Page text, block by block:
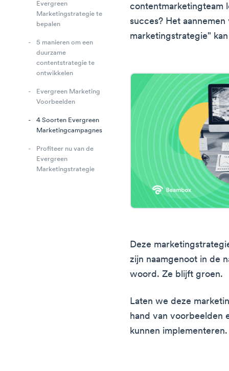
Evergreen
Marketingstrategie te
bepalen
5 manieren om een
duurzame
contentstrategie te
ontwikkelen
Evergreen Marketing
Voorbeelden
4 Soorten Evergreen
Marketingcampagnes
Profiteer nu van de
Evergreen
Marketingstrategie
contentmarketingteam
succes? Het
marketingstrategie"
Deze
zijn naamgenoot in de
woord. Ze blijft groen.
Laten we deze
hand van voorbeelden
kunnen implementeren.